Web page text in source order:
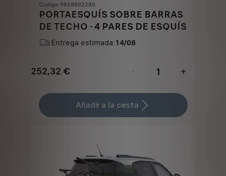
Codigo 9858802280
PORTAESQUÍS SOBRE BARRAS
DE TECHO - 4 PARES DE ESQUÍS
Entrega estimada:14/08
252,32 €
Price
252,32
-
+
Quantity
updated
Añadir a la cesta